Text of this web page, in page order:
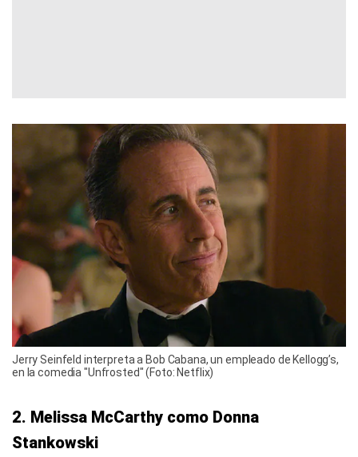
Jerry Seinfeld interpreta a Bob Cabana, un empleado de Kellogg’s,
en la comedia "Unfrosted" (Foto: Netflix)
2. Melissa McCarthy como Donna
Stankowski